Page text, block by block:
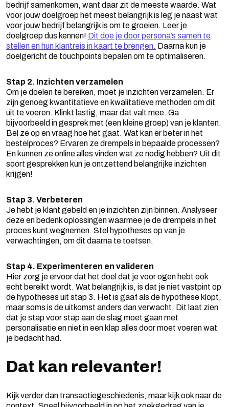
bedrijf samenkomen, want daar zit de meeste waarde. Wat
voor jouw doelgroep het meest belangrijk is leg je naast wat
voor jouw bedrijf belangrijk is om te groeien. Leer je
doelgroep dus kennen! Dit doe je door persona’s samen te
stellen en hun klantreis in kaart te brengen. Daarna kun je
doelgericht de touchpoints bepalen om te optimaliseren.
Stap 2. Inzichten verzamelen
Om je doelen te bereiken, moet je inzichten verzamelen. Er
zijn genoeg kwantitatieve en kwalitatieve methoden om dit
uit te voeren. Klinkt lastig, maar dat valt mee. Ga
bijvoorbeeld in gesprek met (een kleine groep) van je klanten.
Bel ze op en vraag hoe het gaat. Wat kan er beter in het
bestelproces? Ervaren ze drempels in bepaalde processen?
En kunnen ze online alles vinden wat ze nodig hebben? Uit dit
soort gesprekken kun je ontzettend belangrijke inzichten
krijgen!
Stap 3. Verbeteren
Je hebt je klant gebeld en je inzichten zijn binnen. Analyseer
deze en bedenk oplossingen waarmee je de drempels in het
proces kunt wegnemen. Stel hypotheses op van je
verwachtingen, om dit daarna te toetsen.
Stap 4. Experimenteren en valideren
Hier zorg je ervoor dat het doel dat je voor ogen hebt ook
echt bereikt wordt. Wat belangrijk is, is dat je niet vastpint op
de hypotheses uit stap 3. Het is gaaf als de hypothese klopt,
maar soms is de uitkomst anders dan verwacht. Dit laat zien
dat je stap voor stap aan de slag moet gaan met
personalisatie en niet in een klap alles door moet voeren wat
je bedacht had.
Dat kan relevanter!
Kijk verder dan transactiegeschiedenis, maar kijk ook naar de